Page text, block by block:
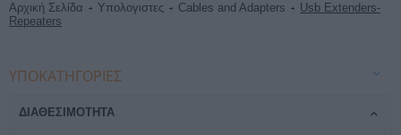
Αρχική Σελίδα Υπολογιστες Cables and Adapters
Usb Extenders-
Repeaters
ΥΠΟΚΑΤΗΓΟΡΊΕΣ
ΔΙΑΘΕΣΙΜΌΤΗΤΑ